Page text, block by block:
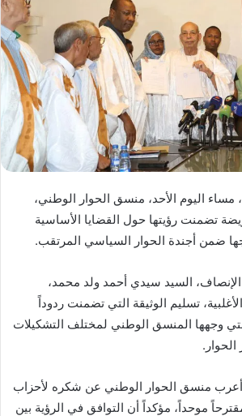
مساء اليوم الأحد، منسق الحوار الوطني،
تضمنت رؤيتها حول القضايا الأساسية
ضمن أجندة الحوار السياسي المرتقب.
السيد سيدي أحمد ولد محمد،
تسليم الوثيقة التي تضمنت ردوداً
وجهها المنسق الوطني لمختلف التشكيلات
أعرب منسق الحوار الوطني عن شكره لأحزاب
موحداً، مؤكداً أن التوافق في الرؤية بين